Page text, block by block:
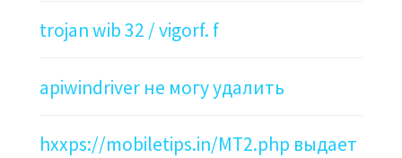
trojan wib 32 / vigorf. f
apiwindriver не могу удалить
hxxps://mobiletips.in/MT2.php выдает